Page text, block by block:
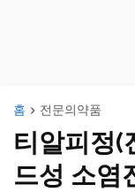
홈 전문의약품
티알피정(
드성 소염